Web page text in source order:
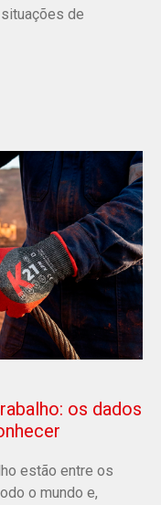
de
os dados
estão entre os
o mundo e,